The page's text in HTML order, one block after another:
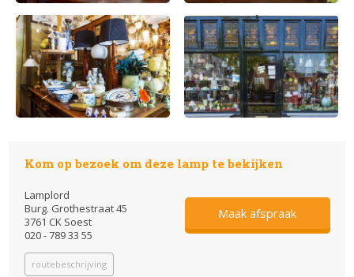
Kom op bezoek om deze lamp te bekijken
Lamplord
Burg. Grothestraat 45
3761 CK Soest
020 - 789 33 55
routebeschrijving
Maak afspraak